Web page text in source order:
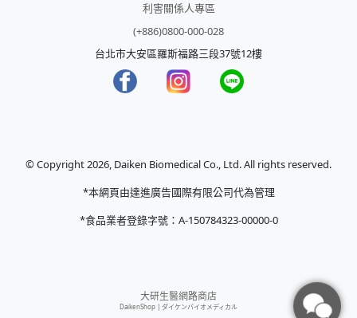
利害關係人專區
(+886)0800-000-028
台北市大安區羅斯福路三段37號12樓
© Copyright 2026, Daiken Biomedical Co., Ltd. All rights reserved.
*本網頁由達進廣告國際有限公司代為管理
*食品業者登錄字號：A-150784323-00000-0
大研生醫網路商店
DaikenShop | ダイケンバイオメディカル